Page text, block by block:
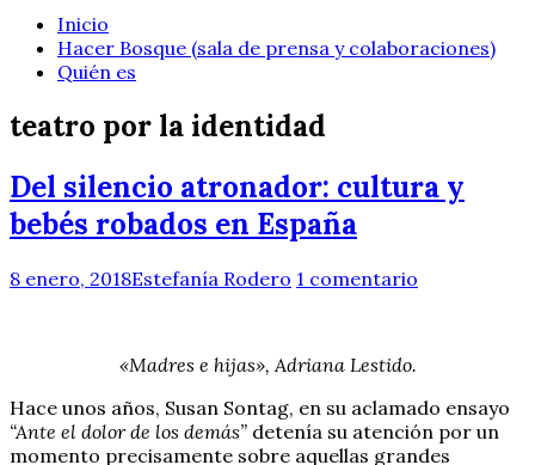
Inicio
Hacer Bosque (sala de prensa y colaboraciones)
Quién es
teatro por la identidad
Del silencio atronador: cultura y
bebés robados en España
8 enero, 2018Estefanía Rodero 1 comentario
«Madres e hijas», Adriana Lestido.
Hace unos años, Susan Sontag, en su aclamado ensayo
“Ante el dolor de los demás” detenía su atención por un
momento precisamente sobre aquellas grandes